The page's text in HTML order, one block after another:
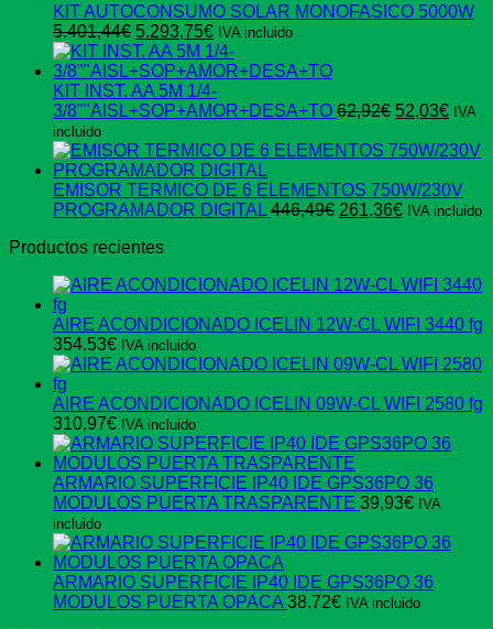
era:
es:
KIT AUTOCONSUMO SOLAR MONOFASICO 5000W
5.401,44€ El
precio
original
era:
5.401,44€.
5.293,75€El
precio
actual
es:
5.293,75€.
IVA incluido
KIT INST. AA 5M 1/4-
3/8""AISL+SOP+AMOR+DESA+TO 62,92€ El
original
62,92€.
52,03€ElIVA
incluido
EMISOR TERMICO DE 6 ELEMENTOS 750W/230V
PROGRAMADOR DIGITAL 446,49€ El
446,49€.
261,36€El
261,36€.
IVA incluido
Productos recientes
AIRE ACONDICIONADO ICELIN 12W-CL WIFI 3440 fg
354,53€ IVA incluido
AIRE ACONDICIONADO ICELIN 09W-CL WIFI 2580 fg
310,97€ IVA incluido
ARMARIO SUPERFICIE IP40 IDE GPS36PO 36
MODULOS PUERTA TRASPARENTE 39,93€ IVA
incluido
ARMARIO SUPERFICIE IP40 IDE GPS36PO 36
MODULOS PUERTA OPACA 38,72€ IVA incluido